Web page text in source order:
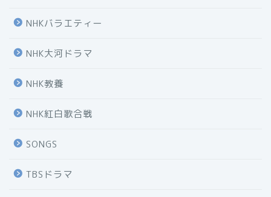
NHKバラエティー
NHK大河ドラマ
NHK教養
NHK紅白歌合戦
SONGS
TBSドラマ